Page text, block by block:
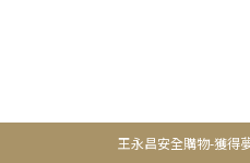
王永昌安全購物-獲得